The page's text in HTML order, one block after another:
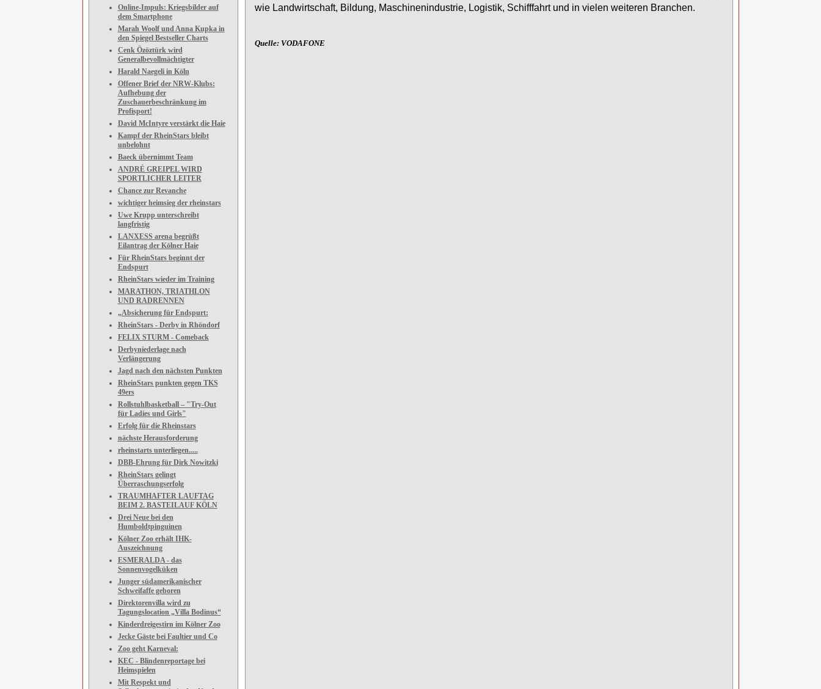
Online-Impuls: Kriegsbilder auf
dem Smartphone
Marah Woolf und Anna Kupka in
den Spiegel Bestseller Charts
Cenk Özöztürk wird
Generalbevollmächtigter
Harald Naegeli in Köln
Offener Brief der NRW-Klubs:
Aufhebung der
Zuschauerbeschränkung im
Profisport!
David McIntyre verstärkt die Haie
Kampf der RheinStars bleibt
unbelohnt
Baeck übernimmt Team
ANDRÉ GREIPEL WIRD
SPORTLICHER LEITER
Chance zur Revanche
wichtiger heimsieg der rheinstars
Uwe Krupp unterschreibt
langfristig
LANXESS arena begrüßt
Eilantrag der Kölner Haie
Für RheinStars beginnt der
Endspurt
RheinStars wieder im Training
MARATHON, TRIATHLON
UND RADRENNEN
„Absicherung für Endspurt:
RheinStars - Derby in Rhöndorf
FELIX STURM - Comeback
Derbyniederlage nach
Verlängerung
Jagd nach den nächsten Punkten
RheinStars punkten gegen TKS
49ers
Rollstuhlbasketball – "Try-Out
für Ladies und Girls"
Erfolg für die Rheinstars
nächste Herausforderung
rheinstarts unterliegen.....
DBB-Ehrung für Dirk Nowitzki
RheinStars gelingt
Überraschungserfolg
TRAUMHAFTER LAUFTAG
BEIM 2. BASTEILAUF KÖLN
Drei Neue bei den
Humboldtpinguinen
Kölner Zoo erhält IHK-
Auszeichnung
ESMERALDA - das
Sonnenvogelküken
Junger südamerikanischer
Schweifaffe geboren
Direktorenvilla wird zu
Tagungslocation „Villa Bodinus“
Kinderdreigestirn im Kölner Zoo
Jecke Gäste bei Faultier und Co
Zoo geht Karneval:
KEC - Blindenreportage bei
Heimspielen
Mit Respekt und
wie Landwirtschaft, Bildung, Maschinenindustrie, Logistik, Schifffahrt und in vielen weiteren Branchen.
Quelle: VODAFONE